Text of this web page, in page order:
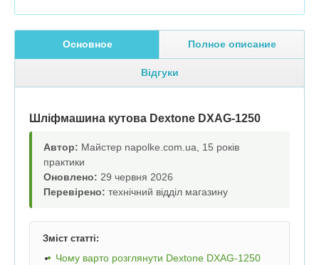
Основное Полное описание
Відгуки
Шліфмашина кутова Dextone DXAG-1250
Автор: Майстер napolke.com.ua, 15 років
практики
Оновлено: 29 червня 2026
Перевірено: технічний відділ магазину
Зміст статті:
Чому варто розглянути Dextone DXAG-1250